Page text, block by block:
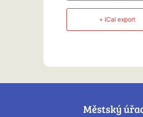
+ iCal export
Městský